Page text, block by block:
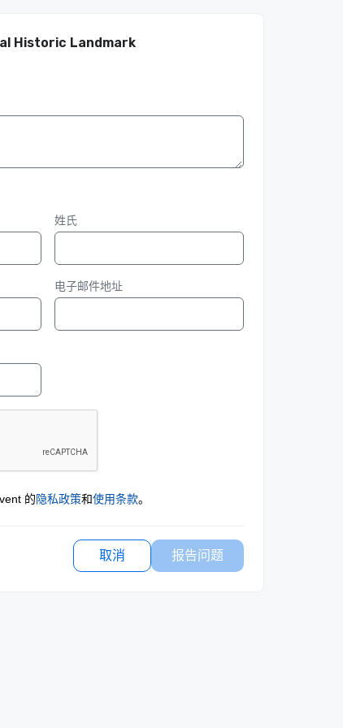
Historic Landmark
姓氏
电子邮件地址
的隐私政策和使用条款。
取消 报告问题